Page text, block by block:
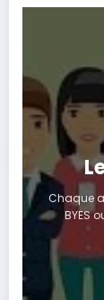
Chaque
BYES